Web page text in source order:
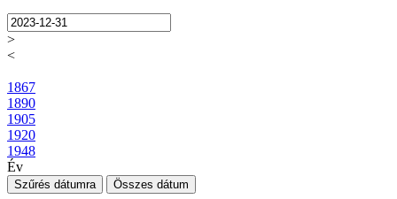
>
<
1867
1890
1905
1920
1948
Év
Szűrés dátumra Összes dátum